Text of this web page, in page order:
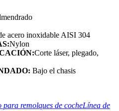
acero inoxidable AISI 304
:Nylon
Corte láser, plegado,
Bajo el chasis
para remolques de cocheLínea de